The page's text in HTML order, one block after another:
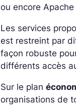
ou encore
Les services
est restreint par
façon robuste
différents accès
Sur le plan
organisations de